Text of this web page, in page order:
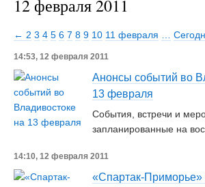
12 февраля 2011
← 2 3 4 5 6 7 8 9 10 11 февраля
14:53, 12 февраля 2011
Анонсы событий во
13 февраля
События, встречи и
запланированные на
14:10, 12 февраля 2011
«Спартак-Приморье»